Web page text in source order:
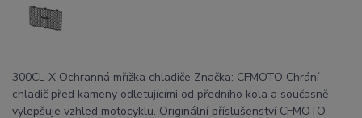
300CL‑X Ochranná mřížka chladiče Značka: CFMOTO Chrání
chladič před kameny odletujícími od předního kola a současně
vylepšuje vzhled motocyklu. Originální příslušenství CFMOTO.